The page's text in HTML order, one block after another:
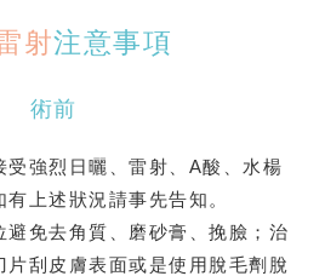
射注意事項
術前
受強烈日曬、雷射、A酸、水楊
上述狀況請事先告知。
避免去角質、磨砂膏、挽臉；治
片刮皮膚表面或是使用脫毛劑脫